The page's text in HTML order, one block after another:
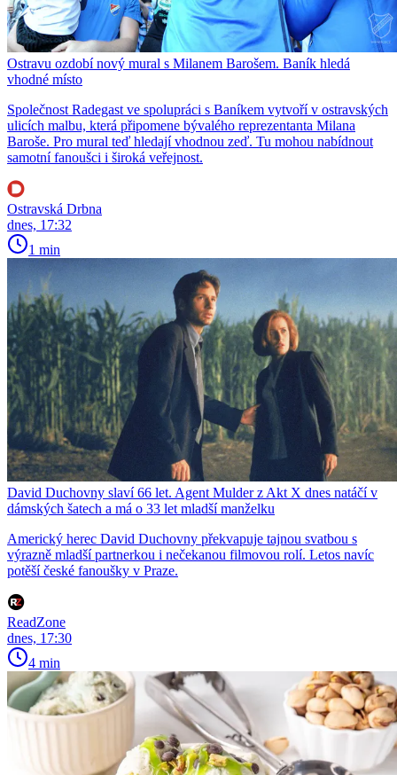
Ostravu ozdobí nový mural s Milanem Barošem. Baník hledá
vhodné místo
Společnost Radegast ve spolupráci s Baníkem vytvoří v ostravských
ulicích malbu, která připomene bývalého reprezentanta Milana
Baroše. Pro mural teď hledají vhodnou zeď. Tu mohou nabídnout
samotní fanoušci i široká veřejnost.
Ostravská Drbna
dnes, 17:32
1 min
David Duchovny slaví 66 let. Agent Mulder z Akt X dnes natáčí v
dámských šatech a má o 33 let mladší manželku
Americký herec David Duchovny překvapuje tajnou svatbou s
výrazně mladší partnerkou i nečekanou filmovou rolí. Letos navíc
potěší české fanoušky v Praze.
ReadZone
dnes, 17:30
4 min